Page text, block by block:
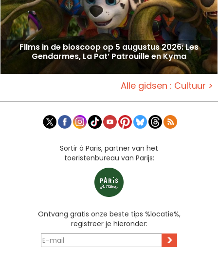
Films in de bioscoop op 5 augustus 2026: Les
Gendarmes, La Pat’ Patrouille en Kyma
Alle gidsen : Cultuur >
Sortir à Paris, partner van het
toeristenbureau van Parijs:
Ontvang gratis onze beste tips %locatie%,
registreer je hieronder:
>